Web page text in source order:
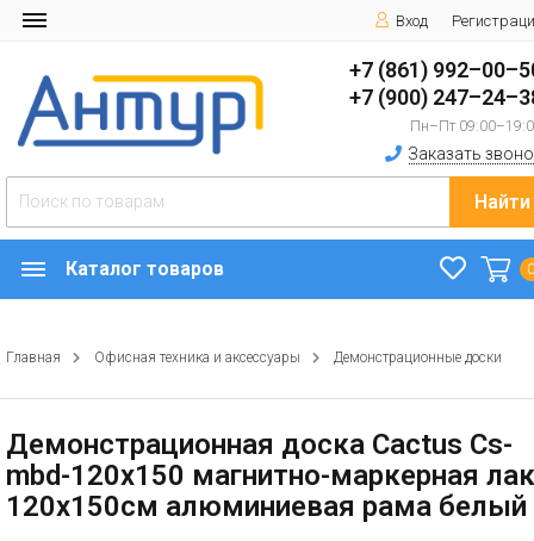
Вход
+7 (861)
+7 (900)
Пн–Пт
Заказать
Найти
Каталог товаров
Главная Офисная техника и аксессуары Демонстрационные доски
Демонстрационная доска Cactus Cs-
mbd-120x150 магнитно-маркерная лак
120x150см алюминиевая рама белый